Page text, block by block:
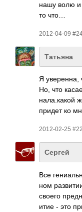
нашу волю и
то что…
2012-04-09
Татьяна
Я увер­енна,
Но, что
нала­.какой
придет ко
2012-02-25
Сергей
Все
ном
своего
итие - это